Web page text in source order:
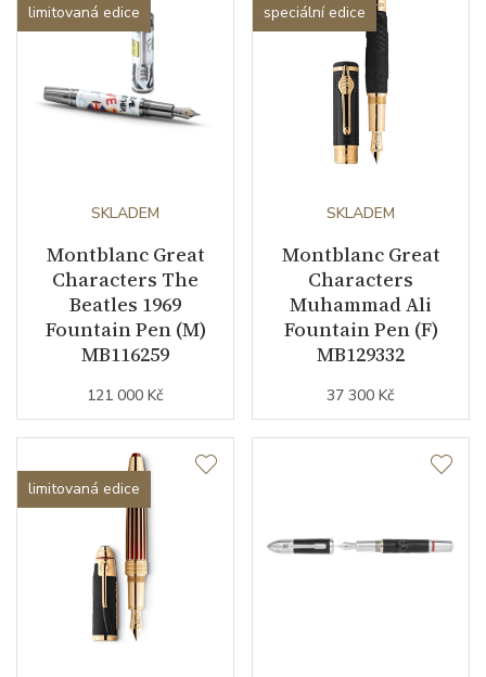
limitovaná edice
SKLADEM
Montblanc Great
Characters The
Beatles 1969
Fountain Pen (M)
MB116259
121 000 Kč
speciální edice
SKLADEM
Montblanc Great
Characters
Muhammad Ali
Fountain Pen (F)
MB129332
37 300 Kč
limitovaná edice